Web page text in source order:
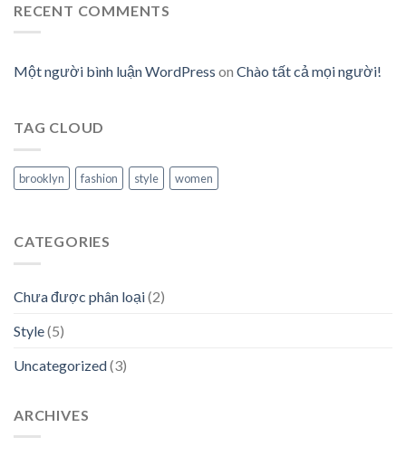
RECENT COMMENTS
Một người bình luận WordPress on Chào tất cả mọi người!
TAG CLOUD
brooklyn fashion style women
CATEGORIES
Chưa được phân loại(2)
Style(5)
Uncategorized(3)
ARCHIVES